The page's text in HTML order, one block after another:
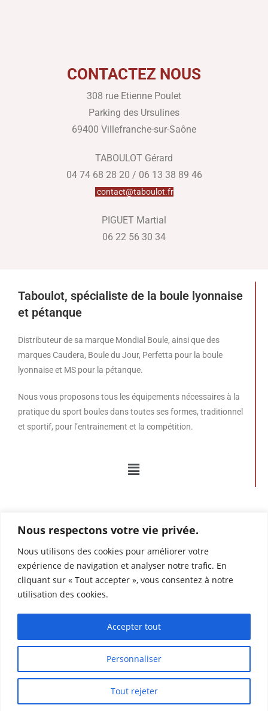
Nous respectons votre vie privée.
Nous utilisons des cookies pour améliorer votre
expérience de navigation et analyser notre trafic. En
cliquant sur « Tout accepter », vous consentez à notre
utilisation des cookies.
Personnaliser
Tout rejeter
Accepter tout
CONTACTEZ NOUS
308 rue Etienne Poulet
Parking des Ursulines
69400 Villefranche-sur-Saône
TABOULOT Gérard
04 74 68 28 20 / 06 13 38 89 46
contact@taboulot.fr
PIGUET Martial
06 22 56 30 34
Taboulot, spécialiste de la boule lyonnaise
et pétanque
Distributeur de sa marque Mondial Boule, ainsi que des
marques Caudera, Boule du Jour, Perfetta pour la boule
lyonnaise et MS pour la pétanque.
Nous vous proposons tous les équipements nécessaires à la
pratique du sport boules dans toutes ses formes, traditionnel
et sportif, pour l’entrainement et la compétition.
Mentions légales – données personnelles et cookies
Conditions générales de vente